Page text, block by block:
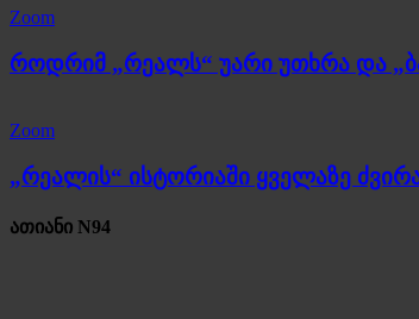
Zoom
როდრიმ „რეალს“ უარი უთხრა და
Zoom
„რეალის“ ისტორიაში ყველაზე
ათიანი N94